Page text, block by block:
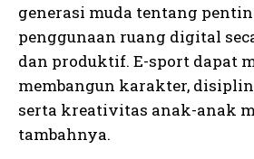
generasi muda tentang
penggunaan ruang digital
dan produktif. E-sport dapat
membangun karakter,
serta kreativitas anak-anak
tambahnya.